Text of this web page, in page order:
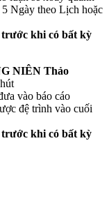
Ngày theo Lịch hoặc
trước khi có bất kỳ
NIÊN Thảo
vào báo cáo
đệ trình vào cuối
trước khi có bất kỳ